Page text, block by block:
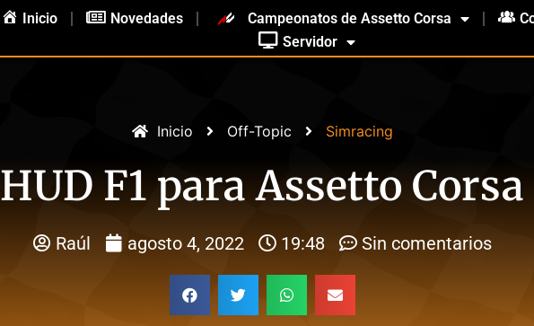
Inicio Novedades Campeonatos de Assetto Corsa
Servidor
Inicio Off-Topic Simracing
HUD F1 para Assetto Corsa
Raúl agosto 4, 2022 19:48 Sin comentarios